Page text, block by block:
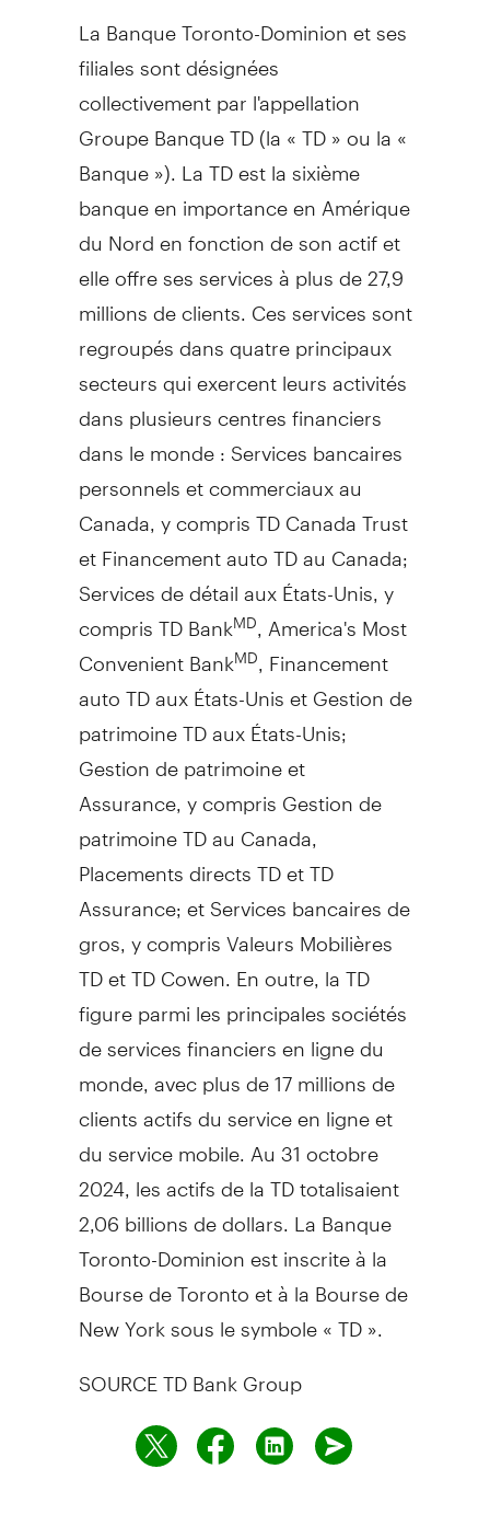
La Banque Toronto-Dominion et ses
filiales sont désignées
collectivement par l'appellation
Groupe Banque TD (la « TD » ou la «
Banque »). La TD est la sixième
banque en importance en Amérique
du Nord en fonction de son actif et
elle offre ses services à plus de 27,9
millions de clients. Ces services sont
regroupés dans quatre principaux
secteurs qui exercent leurs activités
dans plusieurs centres financiers
dans le monde : Services bancaires
personnels et commerciaux au
Canada , y compris TD Canada Trust
et Financement auto TD au Canada;
Services de détail aux États-Unis, y
compris TD BankMD , America's Most
Convenient BankMD , Financement
auto TD aux États-Unis etGestion de
patrimoine TD aux États-Unis;
Gestion depatrimoine et
Assurance, y comprisGestion de
patrimoine TD au Canada
Placements directs TD et TD
Assurance; et Services bancaires de
gros, y compris Valeurs Mobilières
TD et TD Cowen. En outre, la TD
figure parmi les principales sociétés
de services financiers en ligne du
monde, avec plus de 17 millions de
clients actifs du service en ligne et
du service mobile. Au 31 octobre
2024, les actifs de la TD totalisaient
2,06 billions de dollars. La Banque
Toronto-Dominion est inscrite à la
Bourse deTorontoet à la Bourse de
New York sous le symbole « TD ».
SOURCE TD Bank Group